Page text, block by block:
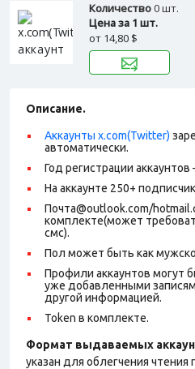
Количество0 шт.
Цена за 1 шт.
от 14,80 $
Описание.
Аккаунты x.com(Twitter)
автоматически.
Год регистрации аккаунтов
На аккаунте 250+
Почта@outlook.com/
комплекте(может
смс).
Пол может быть как
Профили аккаунтов могут
уже добавленными
другой информацией.
Token в комплекте.
Формат выдаваемых
указан для облегчения